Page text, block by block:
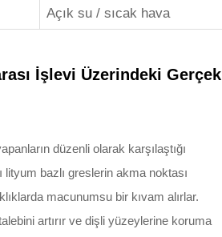
Açık su / sıcak hava
İşlevi Üzerindeki Gerçek
düzenli olarak karşılaştığı
lityum bazlı greslerin akma noktası
macunumsu bir kıvam alırlar.
artırır ve dişli yüzeylerine koruma